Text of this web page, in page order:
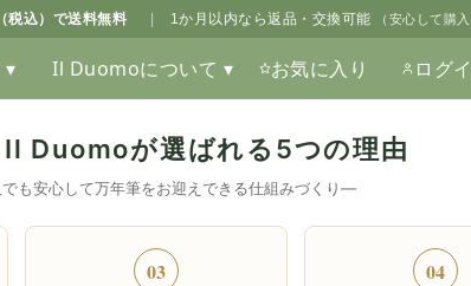
税込）で送料無料 1か月以内なら返品・交換可能 （安心して購
▾ Il Duomoについて ▾ お気に入り ログ
Il Duomoが選ばれる5つの理由
も安心して万年筆をお迎えできる仕組みづくり―
03 04